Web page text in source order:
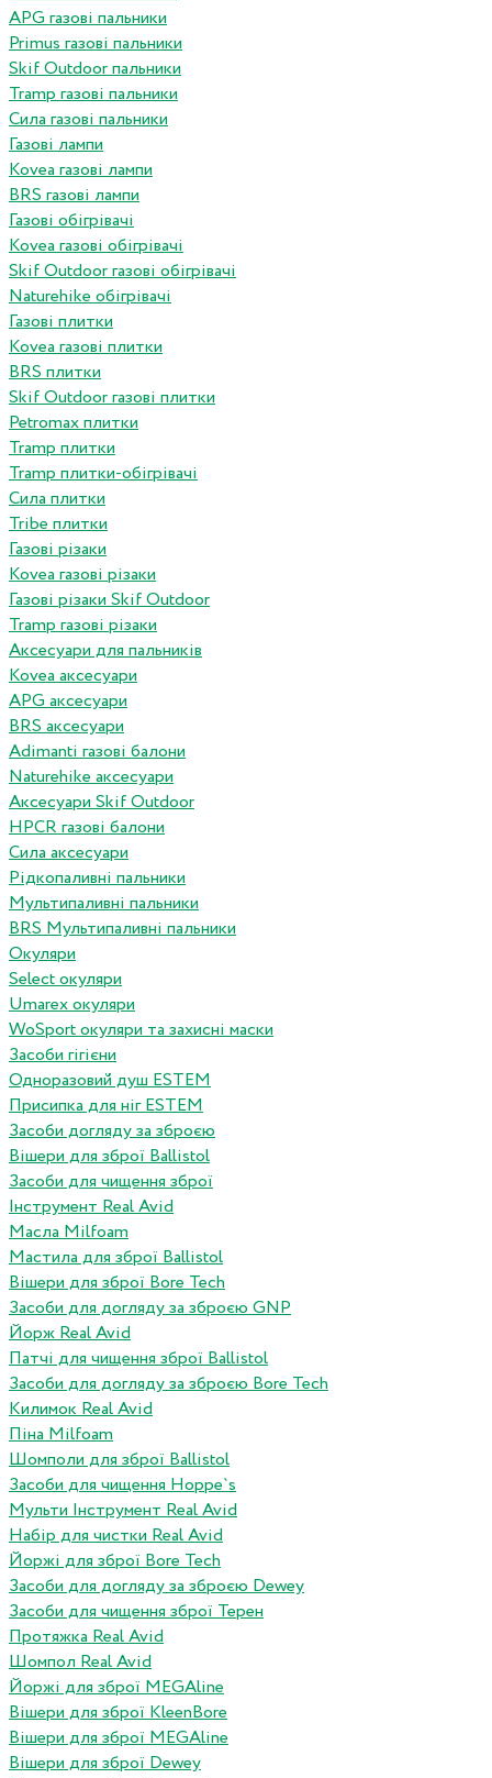
APG газові пальники
Primus газові пальники
Skif Outdoor пальники
Tramp газові пальники
Сила газові пальники
Газові лампи
Kovea газові лампи
BRS газові лампи
Газові обігрівачі
Kovea газові обігрівачі
Skif Outdoor газові обігрівачі
Naturehike обігрівачі
Газові плитки
Kovea газові плитки
BRS плитки
Skif Outdoor газові плитки
Petromax плитки
Tramp плитки
Tramp плитки-обігрівачі
Сила плитки
Tribe плитки
Газові різаки
Kovea газові різаки
Газові різаки Skif Outdoor
Tramp газові різаки
Аксесуари для пальників
Kovea аксесуари
APG аксесуари
BRS аксесуари
Adimanti газові балони
Naturehike аксесуари
Аксесуари Skif Outdoor
HPCR газові балони
Сила аксесуари
Рідкопаливні пальники
Мультипаливні пальники
BRS Мультипаливні пальники
Окуляри
Select окуляри
Umarex окуляри
WoSport окуляри та захисні маски
Засоби гігієни
Одноразовий душ ESTEM
Присипка для ніг ESTEM
Засоби догляду за зброєю
Вішери для зброї Ballistol
Засоби для чищення зброї
Інструмент Real Avid
Масла Milfoam
Мастила для зброї Ballistol
Вішери для зброї Bore Tech
Засоби для догляду за зброєю GNP
Йорж Real Avid
Патчі для чищення зброї Ballistol
Засоби для догляду за зброєю Bore Tech
Килимок Real Avid
Піна Milfoam
Шомполи для зброї Ballistol
Засоби для чищення Hoppe`s
Мульти Інструмент Real Avid
Набір для чистки Real Avid
Йоржі для зброї Bore Tech
Засоби для догляду за зброєю Dewey
Засоби для чищення зброї Терен
Протяжка Real Avid
Шомпол Real Avid
Йоржі для зброї MEGAline
Вішери для зброї KleenBore
Вішери для зброї MEGAline
Вішери для зброї Dewey